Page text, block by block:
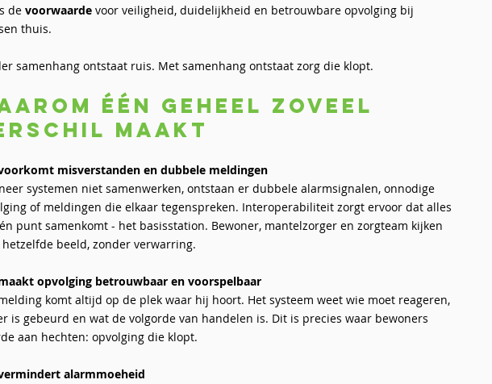
de voorwaarde voor veiligheid, duidelijkheid en betrouwbare opvolging bij
thuis.
samenhang ontstaat ruis. Met samenhang ontstaat zorg die klopt.
één geheel zoveel
maakt
misverstanden en dubbele meldingen
systemen niet samenwerken, ontstaan er dubbele alarmsignalen, onnodige
of meldingen die elkaar tegenspreken. Interoperabiliteit zorgt ervoor dat alles
punt samenkomt - het basisstation. Bewoner, mantelzorger en zorgteam kijken
hetzelfde beeld, zonder verwarring.
opvolging betrouwbaar en voorspelbaar
komt altijd op de plek waar hij hoort. Het systeem weet wie moet reageren,
is gebeurd en wat de volgorde van handelen is. Dit is precies waar bewoners
aan hechten: opvolging die klopt.
alarmmoeheid